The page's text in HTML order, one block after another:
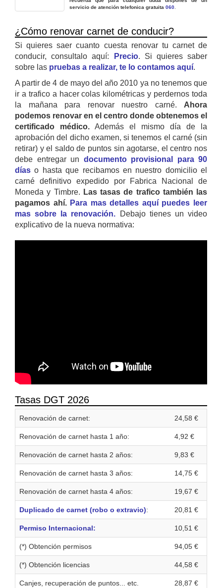
servicio de atención telefonica gratuita 060
¿Cómo renovar carnet de conducir?
Si quieres saer cuanto cuesta renovar tu carnet de
conducir, consultalo aquí:
Precio. Si quieres saber
sobre las pruebas a realizar, te lo contamos aquí.
A partir de 4 de mayo del año 2010 ya no tenemos que
ir a trafico a hacer colas kilométricas y perdernos toda
la mañana para renovar nuestro carné. Ahora
podemos renovar en el centro donde obtenemos el
certificado médico. Además el mismo día de la
aprobación del dicho examen, si tenemos el carné (sin
retirar) y el saldo de puntos sin agotarse, el centro nos
debe entregar un documento provisional para 90
días o hasta que recibamos en nuestro domicilio el
carné definitivo expedido por Fabrica Nacional de
Moneda y Timbre. Las tasas de trafico también las
pagamos ahí. Para mas detalles aquí puedes leer
mas sobre la renovación. Debajo tienes un video
explicativo de la nueva normativa:
Tasas DGT 2026
Renovación de carnet: 24,58 €
Renovación de carnet hasta 1 año: 4,92 €
Renovación de carnet hasta 2 años: 9,83 €
Renovación de carnet hasta 3 años: 14,75 €
Renovación de carnet hasta 4 años: 19,67 €
Duplicado de carnet (robo o extravio): 20,81 €
Permiso Internacional: 10,51 €
(*) Obtención permisos 94,05 €
(*) Obtención licencias 44,58 €
Canjes, recuperación de puntos... etc. 28,87 €